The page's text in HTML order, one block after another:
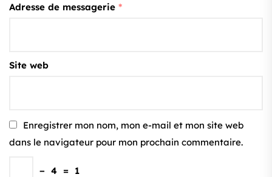
Adresse de messagerie *
Site web
Enregistrer mon nom, mon e-mail et mon site web
dans le navigateur pour mon prochain commentaire.
− 4 = 1